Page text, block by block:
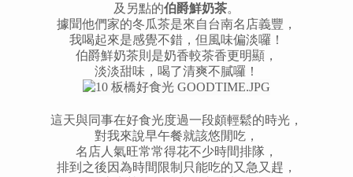
及另點的伯爵鮮奶茶。
據聞他們家的冬瓜茶是來自台南名店義豐，
我喝起來是感覺不錯，但風味偏淡囉！
伯爵鮮奶茶則是奶香較茶香更明顯，
淡淡甜味，喝了清爽不膩囉！
這天與同事在好食光度過一段頗輕鬆的時光，
對我來說早午餐就該悠閒吃，
名店人氣旺常常得花不少時間排隊，
排到之後因為時間限制只能吃的又急又趕，